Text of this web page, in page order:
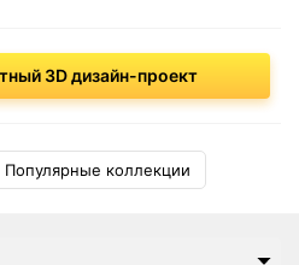
3D дизайн-проект
Популярные коллекции